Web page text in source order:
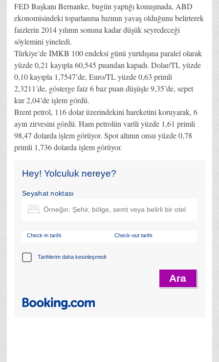
FED Başkanı Bernanke, bugün yaptığı konuşmada, ABD
ekonomisindeki toparlanma hızının yavaş olduğunu belirterek
faizlerin 2014 yılının sonuna kadar düşük seyredeceği
söylemini yineledi.
Türkiye’de İMKB 100 endeksi günü yurtdışına paralel olarak
yüzde 0,21 kayıpla 60,545 puandan kapadı. Dolar/TL yüzde
0,10 kayıpla 1,7547’de, Euro/TL yüzde 0,63 primli
2,3211’de, gösterge faiz 6 baz puan düşüşle 9,35’de, sepet
kur 2,04’de işlem gördü.
Brent petrol, 116 dolar üzerindekini hareketini koruyarak, 6
ayın zirvesini gördü. Ham petrolün varili yüzde 1,61 primli
98,47 dolarda işlem görüyor. Spot altının onsu yüzde 0,78
primli 1,736 dolarda işlem görüyor.
Hey! Yolculuk nereye?
Seyahat noktası
Check-in tarihi Check-out tarihi
Tarihlerim daha kesinleşmedi